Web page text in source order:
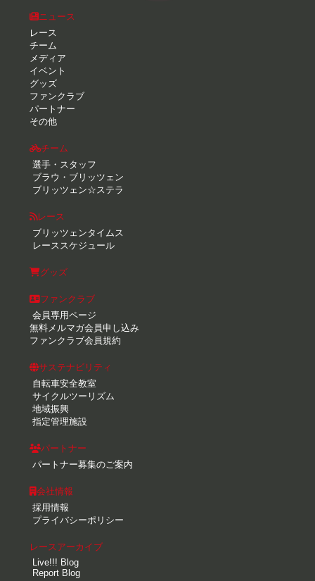
ニュース
レース
チーム
メディア
イベント
グッズ
ファンクラブ
パートナー
その他
チーム
選手・スタッフ
ブラウ・ブリッツェン
ブリッツェン☆ステラ
レース
ブリッツェンタイムス
レーススケジュール
グッズ
ファンクラブ
会員専用ページ
無料メルマガ会員申し込み
ファンクラブ会員規約
サステナビリティ
自転車安全教室
サイクルツーリズム
地域振興
指定管理施設
パートナー
パートナー募集のご案内
会社情報
採用情報
プライバシーポリシー
レースアーカイブ
Live!!! Blog
Report Blog